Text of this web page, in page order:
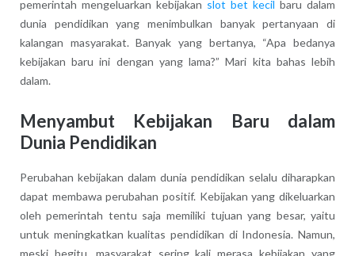
pemerintah mengeluarkan kebijakan slot bet kecil baru dalam
dunia pendidikan yang menimbulkan banyak pertanyaan di
kalangan masyarakat. Banyak yang bertanya, “Apa bedanya
kebijakan baru ini dengan yang lama?” Mari kita bahas lebih
dalam.
Menyambut Kebijakan Baru dalam
Dunia Pendidikan
Perubahan kebijakan dalam dunia pendidikan selalu diharapkan
dapat membawa perubahan positif. Kebijakan yang dikeluarkan
oleh pemerintah tentu saja memiliki tujuan yang besar, yaitu
untuk meningkatkan kualitas pendidikan di Indonesia. Namun,